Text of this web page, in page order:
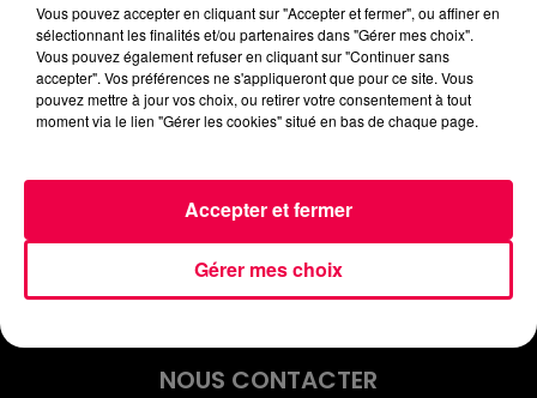
INFOS
EMISSIONS
JEUX
PODCASTS
NOUS CONTACTER
Vous pouvez accepter en cliquant sur "Accepter et fermer", ou affiner en
sélectionnant les finalités et/ou partenaires dans "Gérer mes choix".
Vous pouvez également refuser en cliquant sur "Continuer sans
accepter". Vos préférences ne s'appliqueront que pour ce site. Vous
pouvez mettre à jour vos choix, ou retirer votre consentement à tout
moment via le lien "Gérer les cookies" situé en bas de chaque page.
Gérer mes choix
Accepter et fermer